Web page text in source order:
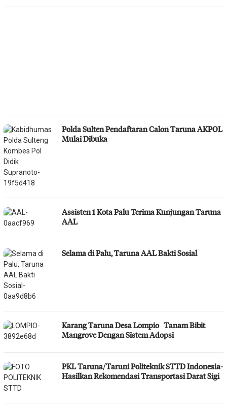
Polda Sulten Pendaftaran Calon Taruna AKPOL
Mulai Dibuka
Assisten 1 Kota Palu Terima Kunjungan Taruna
AAL
Selama di Palu, Taruna AAL Bakti Sosial
Karang Taruna Desa Lompio Tanam Bibit
Mangrove Dengan Sistem Adopsi
PKL Taruna/Taruni Politeknik STTD Indonesia-
Hasilkan Rekomendasi Transportasi Darat Sigi